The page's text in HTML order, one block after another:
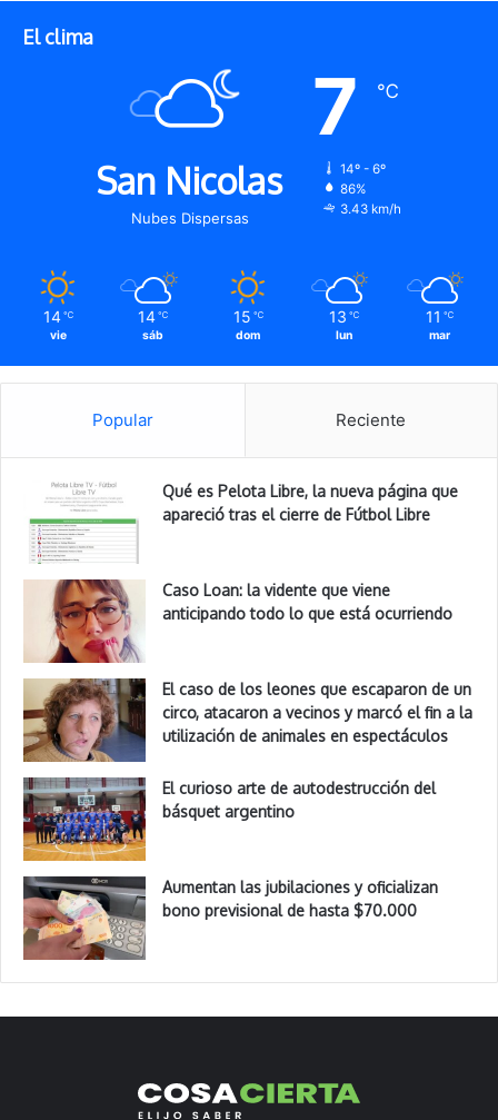
El clima
San Nicolas
Nubes Dispersas
7 ℃
14º - 6º
86%
3.43 km/h
14 ℃
vie
14 ℃
sáb
15 ℃
dom
13 ℃
lun
11 ℃
mar
Popular Reciente
Qué es Pelota Libre, la nueva página que
apareció tras el cierre de Fútbol Libre
Caso Loan: la vidente que viene
anticipando todo lo que está ocurriendo
El caso de los leones que escaparon de un
circo, atacaron a vecinos y marcó el fin a la
utilización de animales en espectáculos
El curioso arte de autodestrucción del
básquet argentino
Aumentan las jubilaciones y oficializan
bono previsional de hasta $70.000